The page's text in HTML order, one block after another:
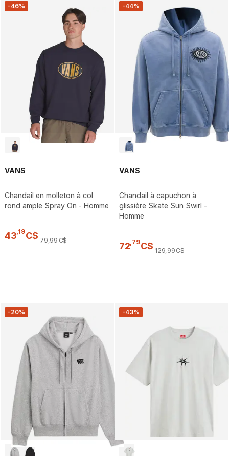
-46%
VANS
Chandail en molleton à col
rond ample Spray On - Homme
43,19C$ 79,99C$
-44%
VANS
Chandail à capuchon à
glissière Skate Sun Swirl -
Homme
72,79C$ 129,99C$
-20% -43%